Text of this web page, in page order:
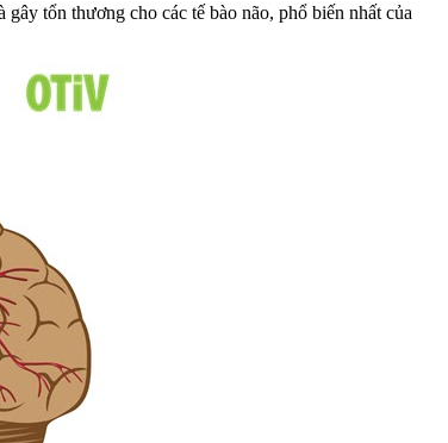
tổn thương cho các tế bào não, phổ biến nhất của